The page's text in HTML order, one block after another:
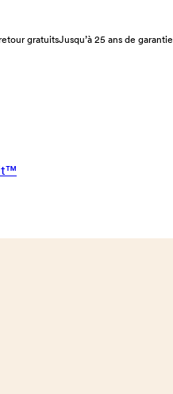
gratuitsJusqu’à 25 ans de garantie